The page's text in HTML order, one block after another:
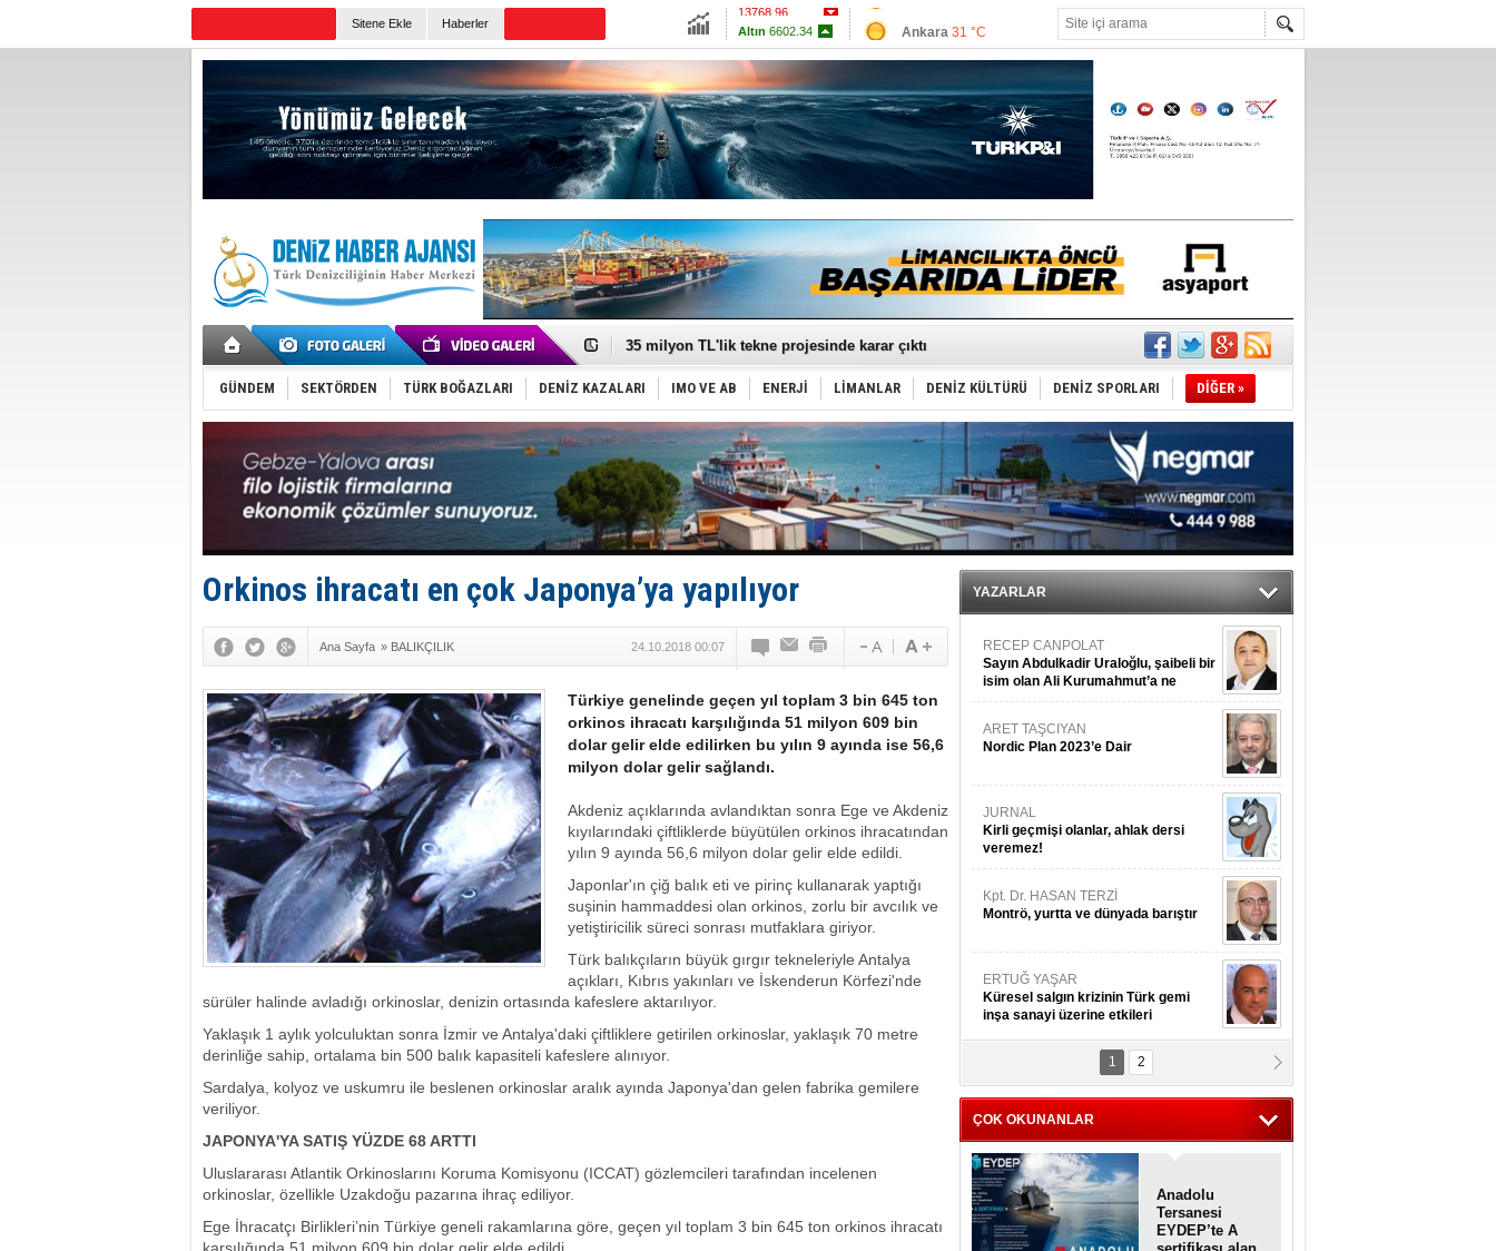
Sitene Ekle Haberler
Euro55.0317
Ankara 31 °C
Antalya32 °C
Muğla 33 °C
Çanakkale 28 °C
DESE, BIMCO’ya katıldı
35 milyon TL'lik tekne projesinde karar çıktı
İnsansız cankurtaran ihalesini BlueForge kazandı
Yüzyıl sonra ilk kez dünyaya açılan gizemli ada!
Anadolu Tersanesi EYDEP’te A sertifikası alan ilk tersane oldu
Derince, ILCA Masters Türkiye Şampiyonası’na ev sahipliği yapacak
Tüpraş, ham petrol taşımacılığına 4 yeni tanker daha ekliyor
İTU AUV, Dünya’da 2. oldu!
LNG taşımacılığında maliyetler katlandı
PROYAD, yat mürettebatı için yurt dışı harcı için düzenleme istiyor
Türkiye-Irak enerji hattında yeni dönem başlıyor
Türk Armatöre 'Uyuşturucu' tutuklaması!
DÖDER, 28. Dönem Yönetim Kurulu Başkanını seçti!
GÜNDEM SEKTÖRDEN TÜRK BOĞAZLARI DENİZ KAZALARI IMO VE AB ENERJİ LİMANLAR DENİZ KÜLTÜRÜ DENİZ SPORLARI DİĞER »
Orkinos ihracatı en çok Japonya’ya yapılıyor
Ana Sayfa » BALIKÇILIK 24.10.2018 00:07
Türkiye genelinde geçen yıl toplam 3 bin 645 ton
orkinos ihracatı karşılığında 51 milyon 609 bin
dolar gelir elde edilirken bu yılın 9 ayında ise 56,6
milyon dolar gelir sağlandı.
Akdeniz açıklarında avlandıktan sonra Ege ve Akdeniz
kıyılarındaki çiftliklerde büyütülen orkinos ihracatından
yılın 9 ayında 56,6 milyon dolar gelir elde edildi.
Japonlar'ın çiğ balık eti ve pirinç kullanarak yaptığı
suşinin hammaddesi olan orkinos, zorlu bir avcılık ve
yetiştiricilik süreci sonrası mutfaklara giriyor.
Türk balıkçıların büyük gırgır tekneleriyle Antalya
açıkları, Kıbrıs yakınları ve İskenderun Körfezi'nde
sürüler halinde avladığı orkinoslar, denizin ortasında kafeslere aktarılıyor.
Yaklaşık 1 aylık yolculuktan sonra İzmir ve Antalya'daki çiftliklere getirilen orkinoslar, yaklaşık 70 metre
derinliğe sahip, ortalama bin 500 balık kapasiteli kafeslere alınıyor.
Sardalya, kolyoz ve uskumru ile beslenen orkinoslar aralık ayında Japonya'dan gelen fabrika gemilere
veriliyor.
JAPONYA'YA SATIŞ YÜZDE 68 ARTTI
Uluslararası Atlantik Orkinoslarını Koruma Komisyonu (ICCAT) gözlemcileri tarafından incelenen
orkinoslar, özellikle Uzakdoğu pazarına ihraç ediliyor.
Ege İhracatçı Birlikleri’nin Türkiye geneli rakamlarına göre, geçen yıl toplam 3 bin 645 ton orkinos ihracatı
YAZARLAR
RECEP CANPOLAT
Sayın Abdulkadir Uraloğlu, şaibeli bir
isim olan Ali Kurumahmut’a ne
danışıyorsunuz?
ARET TAŞCIYAN
Nordic Plan 2023’e Dair
JURNAL
Kirli geçmişi olanlar, ahlak dersi
veremez!
Kpt. Dr. HASAN TERZİ
Montrö, yurtta ve dünyada barıştır
ERTUĞ YAŞAR
Küresel salgın krizinin Türk gemi
inşa sanayi üzerine etkileri
Kpt. MESUT AZMİ GÖKSOY
ithafen...
1 2
ÇOK OKUNANLAR
Anadolu
Tersanesi
EYDEP’te A